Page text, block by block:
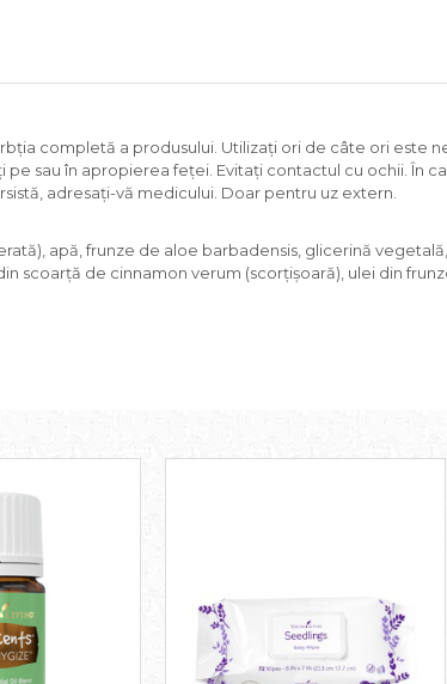
completă a produsului. Utilizaţi ori de câte ori este
sau în apropierea feței. Evitaţi contactul cu ochii. În
adresați-vă medicului. Doar pentru uz extern.
apă, frunze de aloe barbadensis, glicerină
scoarță de cinnamon verum (scorțișoară), ulei din